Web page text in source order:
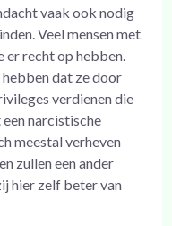
vaak ook nodig
Veel mensen met
er recht op hebben.
dat ze door
verdienen die
narcistische
meestal verheven
zullen een ander
hier zelf beter van